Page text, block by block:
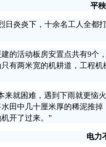
平秧
炎下，十余名工人全都
活动板房安置点共有9个
有两米宽的机耕道，工程
困难，遇到下雨就更恼
田中几十厘米厚的稀泥推
开了过来。”
电力